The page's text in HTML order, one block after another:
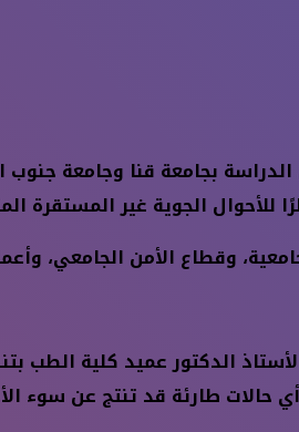
بجامعة قنا وجامعة جنوب
للأحوال الجوية غير المستقرة
وقطاع الأمن الجامعي،
الدكتور عميد كلية الطب
حالات طارئة قد تنتج عن سوء